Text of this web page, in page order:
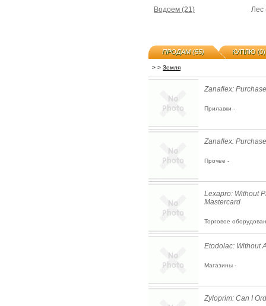
Водоем (21)
Лес
ПРОДАМ (55) КУПЛЮ (0)
> > Земля
Zanaflex:
Прилавки -
Zanaflex:
Прочее -
Lexapro: Without
Mastercard
Торговое
Etodolac: Without
Магазины -
Zyloprim: Can I